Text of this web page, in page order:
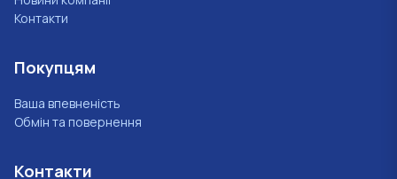
Контакти
Покупцям
Ваша впевненість
Обмін та повернення
Контакти